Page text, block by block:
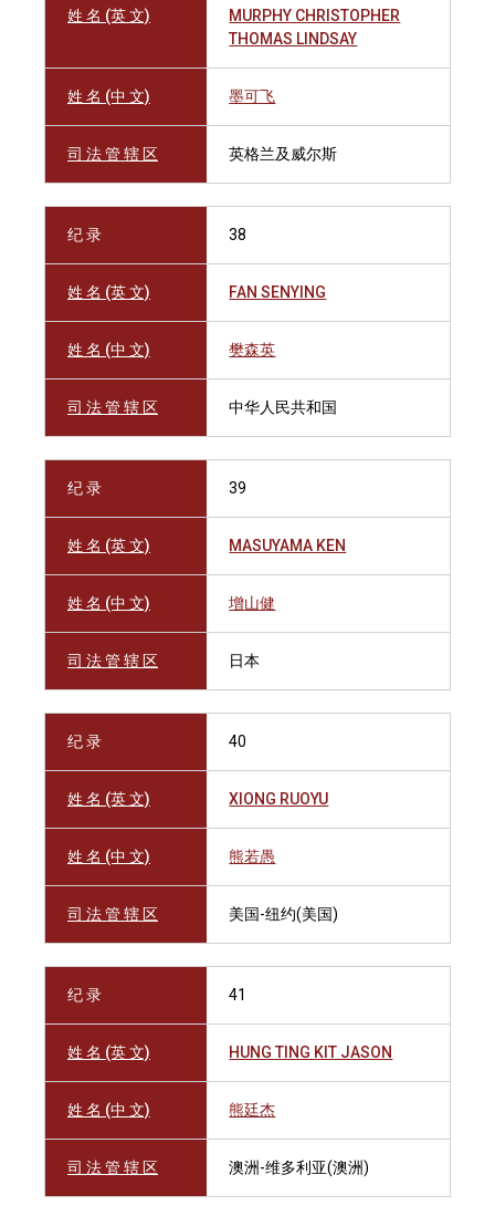
姓 名 (英 文)
MURPHY CHRISTOPHER
THOMAS LINDSAY
姓 名 (中 文) 墨可飞
司 法 管 辖 区 英格兰及威尔斯
纪 录 38
姓 名 (英 文) FAN SENYING
姓 名 (中 文) 樊森英
司 法 管 辖 区 中华人民共和国
纪 录 39
姓 名 (英 文) MASUYAMA KEN
姓 名 (中 文) 增山健
司 法 管 辖 区 日本
纪 录 40
姓 名 (英 文) XIONG RUOYU
姓 名 (中 文) 熊若愚
司 法 管 辖 区 美国-纽约(美国)
纪 录 41
姓 名 (英 文) HUNG TING KIT JASON
姓 名 (中 文) 熊廷杰
司 法 管 辖 区 澳洲-维多利亚(澳洲)